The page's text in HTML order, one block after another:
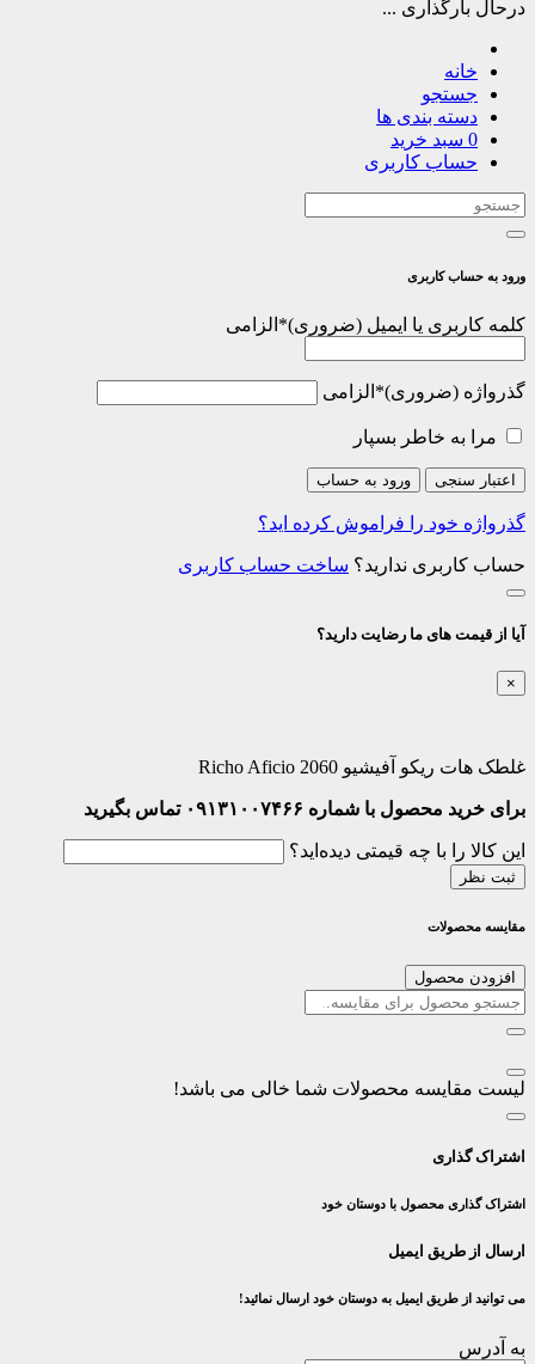
درحال بارگذاری ...
خانه
جستجو
دسته بندی ها
0 سبد خرید
حساب کاربری
ورود به حساب کاربری
کلمه کاربری یا ایمیل * الزامی
گذرواژه * الزامی
مرا به خاطر بسپار
اعتبار سنجی ورود به حساب
گذرواژه خود را فراموش کرده اید؟
حساب کاربری ندارید؟ ساخت حساب کاربری
آیا از قیمت های ما رضایت دارید؟
×
غلطک هات ریکو آفیشیو 2060 Richo Aficio
برای خرید محصول با شماره ۰۹۱۳۱۰۰۷۴۶۶ تماس بگیرید
این کالا را با چه قیمتی دیده‌اید؟
ثبت نظر
مقایسه محصولات
افزودن محصول
لیست مقایسه محصولات شما خالی می باشد!
اشتراک گذاری
اشتراک گذاری محصول با دوستان خود
ارسال از طریق ایمیل
می توانید از طریق ایمیل به دوستان خود ارسال نمائید!
به آدرس